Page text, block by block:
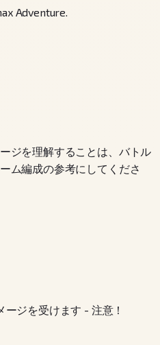
Adventure.
ジを理解することは、バトル
ム編成の参考にしてくださ
ジを受けます - 注意！